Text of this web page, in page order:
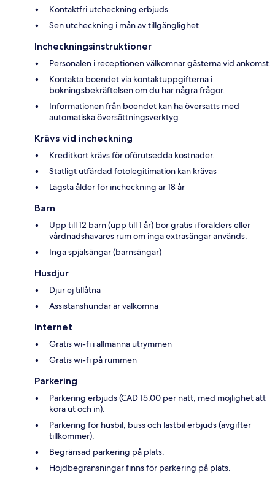
Kontaktfri utcheckning erbjuds
Sen utcheckning i mån av tillgänglighet
Incheckningsinstruktioner
Personalen i receptionen välkomnar gästerna vid ankomst.
Kontakta boendet via kontaktuppgifterna i
bokningsbekräftelsen om du har några frågor.
Informationen från boendet kan ha översatts med
automatiska översättningsverktyg
Krävs vid incheckning
Kreditkort krävs för oförutsedda kostnader.
Statligt utfärdad fotolegitimation kan krävas
Lägsta ålder för incheckning är 18 år
Barn
Upp till 12 barn (upp till 1 år) bor gratis i förälders eller
vårdnadshavares rum om inga extrasängar används.
Inga spjälsängar (barnsängar)
Husdjur
Djur ej tillåtna
Assistanshundar är välkomna
Internet
Gratis wi-fi i allmänna utrymmen
Gratis wi-fi på rummen
Parkering
Parkering erbjuds (CAD 15.00 per natt, med möjlighet att
köra ut och in).
Parkering för husbil, buss och lastbil erbjuds (avgifter
tillkommer).
Begränsad parkering på plats.
Höjdbegränsningar finns för parkering på plats.